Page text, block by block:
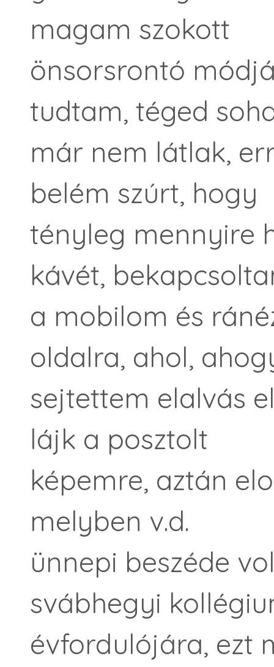
magam szokott
önsorsrontó
tudtam, téged
már nem látlak,
belém szúrt, hogy
tényleg mennyire
kávét,
a mobilom és
oldalra, ahol,
sejtettem elalvás
lájk a posztolt
képemre, aztán
melyben v.d.
ünnepi beszéde
svábhegyi
évfordulójára, ezt